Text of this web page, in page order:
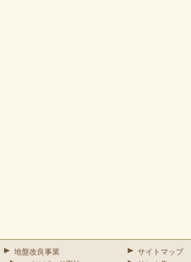
地盤改良事業
サイトマップ